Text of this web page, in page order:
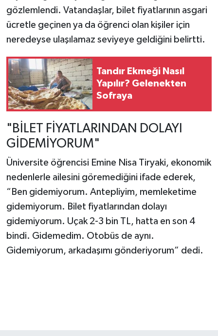
gözlemlendi. Vatandaşlar, bilet fiyatlarının asgari
ücretle geçinen ya da öğrenci olan kişiler için
neredeyse ulaşılamaz seviyeye geldiğini belirtti.
Tandır Ekmeği Nasıl
Yapılır? Gelenekten
Sofraya
"BİLET FİYATLARINDAN DOLAYI
GİDEMİYORUM"
Üniversite öğrencisi Emine Nisa Tiryaki, ekonomik
nedenlerle ailesini göremediğini ifade ederek,
“Ben gidemiyorum. Antepliyim, memleketime
gidemiyorum. Bilet fiyatlarından dolayı
gidemiyorum. Uçak 2-3 bin TL, hatta en son 4
bindi. Gidemedim. Otobüs de aynı.
Gidemiyorum, arkadaşımı gönderiyorum” dedi.